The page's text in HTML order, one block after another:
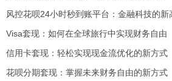
风控花呗24小时秒到账平台：金融科技的新
Visa套现：如何在全球旅行中实现财务自由
信用卡套现：轻松实现现金流优化的新方式
花呗分期套现：掌握未来财务自由的新方式